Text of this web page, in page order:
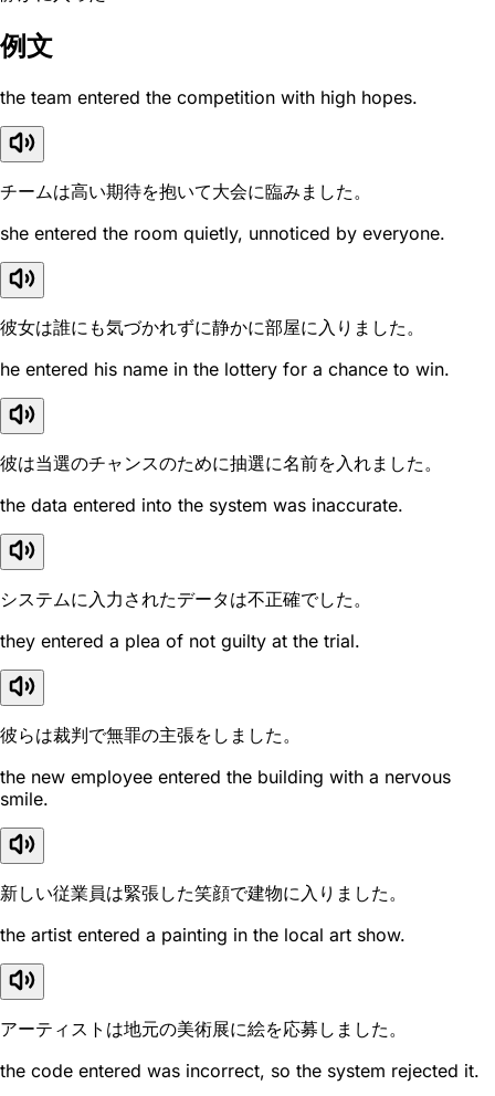
例文
the team entered the competition with high hopes.
チームは高い期待を抱いて大会に臨みました。
she entered the room quietly, unnoticed by everyone.
彼女は誰にも気づかれずに静かに部屋に入りました。
he entered his name in the lottery for a chance to win.
彼は当選のチャンスのために抽選に名前を入れました。
the data entered into the system was inaccurate.
システムに入力されたデータは不正確でした。
they entered a plea of not guilty at the trial.
彼らは裁判で無罪の主張をしました。
the new employee entered the building with a nervous
smile.
新しい従業員は緊張した笑顔で建物に入りました。
the artist entered a painting in the local art show.
アーティストは地元の美術展に絵を応募しました。
the code entered was incorrect, so the system rejected it.